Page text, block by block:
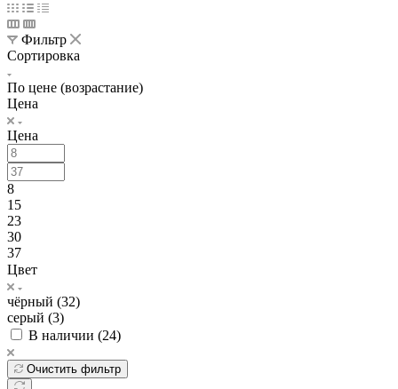
Фильтр
Сортировка
По цене (возрастание)
Цена
Цена
8
15
23
30
37
Цвет
чёрный (32)
серый (3)
В наличии (24)
Очистить фильтр